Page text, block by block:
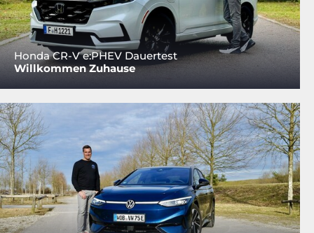
Honda CR-V e:PHEV Dauertest
Willkommen Zuhause